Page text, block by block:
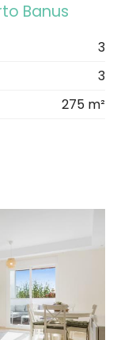
Banus
3
3
275 m²